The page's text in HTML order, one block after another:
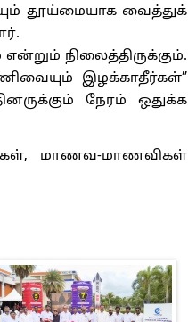
தூய்மையாக வைத்துக்
நிலைத்திருக்கும்.
இழக்காதீர்கள்”
நேரம் ஒதுக்க
மாணவ-மாணவிகள்